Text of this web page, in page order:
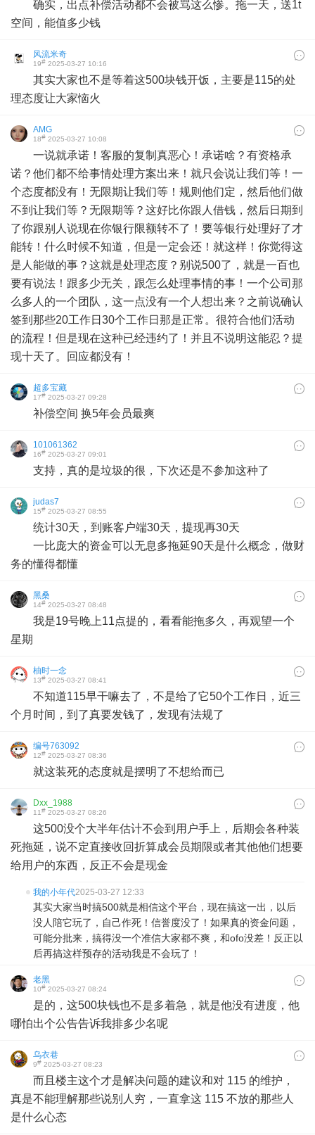
确实，出点补偿活动都不会被骂这么惨。拖一天，送1t
空间，能值多少钱
风流米奇
19# 2025-03-27 10:16
其实大家也不是等着这500块钱开饭，主要是115的处
理态度让大家恼火
AMG
18# 2025-03-27 10:08
一说就承诺！客服的复制真恶心！承诺啥？有资格承
诺？他们都不给事情处理方案出来！就只会说让我们等！一
个态度都没有！无限期让我们等！规则他们定，然后他们做
不到让我们等？无限期等？这好比你跟人借钱，然后日期到
了你跟别人说现在你银行限额转不了！要等银行处理好了才
能转！什么时候不知道，但是一定会还！就这样！你觉得这
是人能做的事？这就是处理态度？别说500了，就是一百也
要有说法！跟多少无关，跟怎么处理事情的事！一个公司那
么多人的一个团队，这一点没有一个人想出来？之前说确认
签到那些20工作日30个工作日那是正常。很符合他们活动
的流程！但是现在这种已经违约了！并且不说明这能忍？提
现十天了。回应都没有！
超多宝藏
17# 2025-03-27 09:28
补偿空间 换5年会员最爽
101061362
16# 2025-03-27 09:01
支持，真的是垃圾的很，下次还是不参加这种了
judas7
15# 2025-03-27 08:55
统计30天，到账客户端30天，提现再30天
一比庞大的资金可以无息多拖延90天是什么概念，做财
务的懂得都懂
黑桑
14# 2025-03-27 08:48
我是19号晚上11点提的，看看能拖多久，再观望一个
星期
柚时一念
13# 2025-03-27 08:41
不知道115早干嘛去了，不是给了它50个工作日，近三
个月时间，到了真要发钱了，发现有法规了
编号763092
12# 2025-03-27 08:36
就这装死的态度就是摆明了不想给而已
Dxx_1988
11# 2025-03-27 08:26
这500没个大半年估计不会到用户手上，后期会各种装
死拖延，说不定直接收回折算成会员期限或者其他他们想要
给用户的东西，反正不会是现金
我的小年代2025-03-27 12:33
其实大家当时搞500就是相信这个平台，现在搞这一出，以后
没人陪它玩了，自己作死！信誉度没了！如果真的资金问题，
可能分批来，搞得没一个准信大家都不爽，和ofo没差！反正以
后再搞这样预存的活动我是不会玩了！
老黑
10# 2025-03-27 08:24
是的，这500块钱也不是多着急，就是他没有进度，他
哪怕出个公告告诉我排多少名呢
乌衣巷
9# 2025-03-27 08:23
而且楼主这个才是解决问题的建议和对 115 的维护，
真是不能理解那些说别人穷，一直拿这 115 不放的那些人
是什么心态